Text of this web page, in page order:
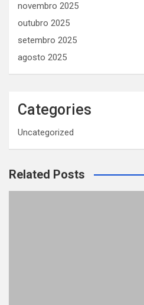
novembro 2025
outubro 2025
setembro 2025
agosto 2025
Categories
Uncategorized
Related Posts